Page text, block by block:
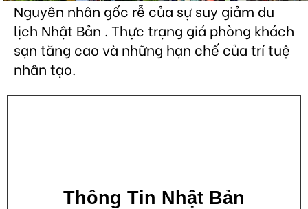
Nguyên nhân gốc rễ của sự suy giảm du
lịch Nhật Bản . Thực trạng giá phòng khách
sạn tăng cao và những hạn chế của trí tuệ
nhân tạo.
Thông Tin Nhật Bản